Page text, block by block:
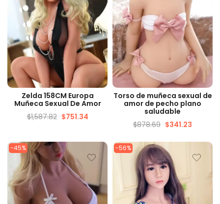
VISTA RÁPIDA
Zelda 158CM Europa
Muñeca Sexual De Amor
$1,587.82 $751.34
VISTA RÁPIDA
Torso de muñeca sexual de
amor de pecho plano
saludable
$878.69 $341.23
-45% -56%